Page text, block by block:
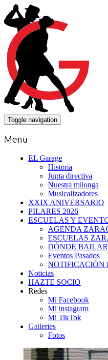
Toggle navigation
Menu
EL Garage
Historia
Junta directiva
Nuestra milonga
Musicalizadores
XXIX ANIVERSARIO
PILARES 2026
ESCUELAS Y
AGENDA
ESCUELAS
DÓNDE
Eventos Pasados
NOTIFICACIÓN
Noticias
HAZTE SOCIO
Redes
Mi Facebook
Mi instagram
Mi TikTok
Galleries
Fotos